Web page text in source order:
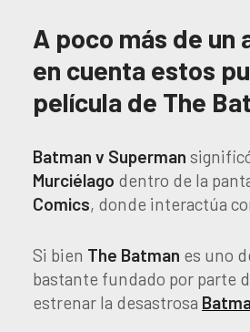
A poco más de un
en cuenta estos
película de The
Batman v Superman
Murciélago dentro de la
Comics, donde interactúa
Si bien The Batman es uno
bastante fundado por parte
estrenar la desastrosa